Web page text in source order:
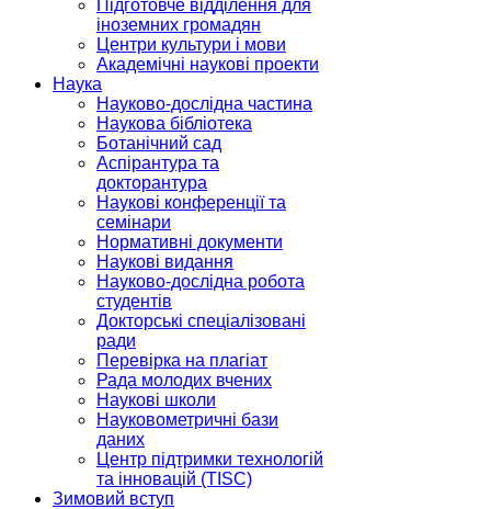
Підготовче відділення для
іноземних громадян
Центри культури і мови
Академічні наукові проекти
Наука
Науково-дослідна частина
Наукова бібліотека
Ботанічний сад
Аспірантура та
докторантура
Наукові конференції та
семінари
Нормативні документи
Наукові видання
Науково-дослідна робота
студентів
Докторські спеціалізовані
ради
Перевірка на плагіат
Рада молодих вчених
Наукові школи
Науковометричні бази
даних
Центр підтримки технологій
та інновацій (TISC)
Зимовий вступ